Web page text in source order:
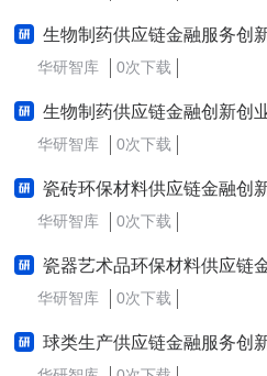
生物制药供应链金融服务创
华研智库 0次下载
生物制药供应链金融创新创
华研智库 0次下载
瓷砖环保材料供应链金融创
华研智库 0次下载
瓷器艺术品环保材料供应链金融
华研智库 0次下载
球类生产供应链金融服务创